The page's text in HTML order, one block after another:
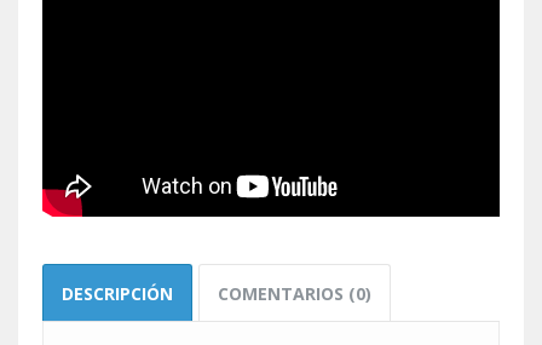
DESCRIPCIÓN COMENTARIOS (0)